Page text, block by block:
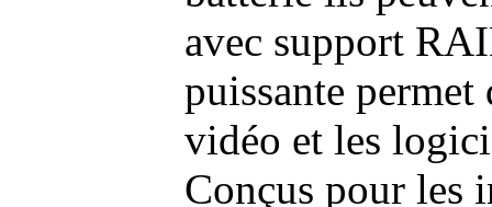
avec support
puissante permet
vidéo et les
Conçus pour les